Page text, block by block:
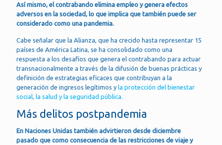
Así mismo, el contrabando elimina empleo y genera efectos
adversos en la sociedad, lo que implica que también puede ser
considerado como una pandemia.
Cabe señalar que la Alianza, que ha crecido hasta representar 15
países de América Latina, se ha consolidado como una
respuesta a los desafíos que genera el contrabando para actuar
transnacionalmente a través de la difusión de buenas prácticas y
definición de estrategias eficaces que contribuyan a la
generación de ingresos legítimos y la protección del bienestar
social, la salud y la seguridad pública.
Más delitos postpandemia
En Naciones Unidas también advirtieron desde diciembre
pasado que como consecuencia de las restricciones de viaje y